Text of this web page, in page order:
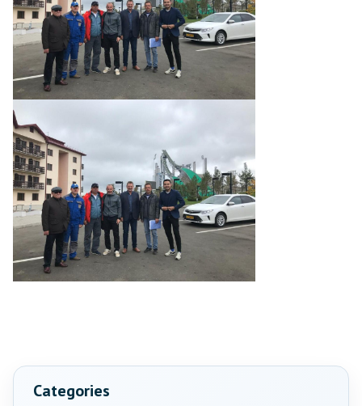
Categories